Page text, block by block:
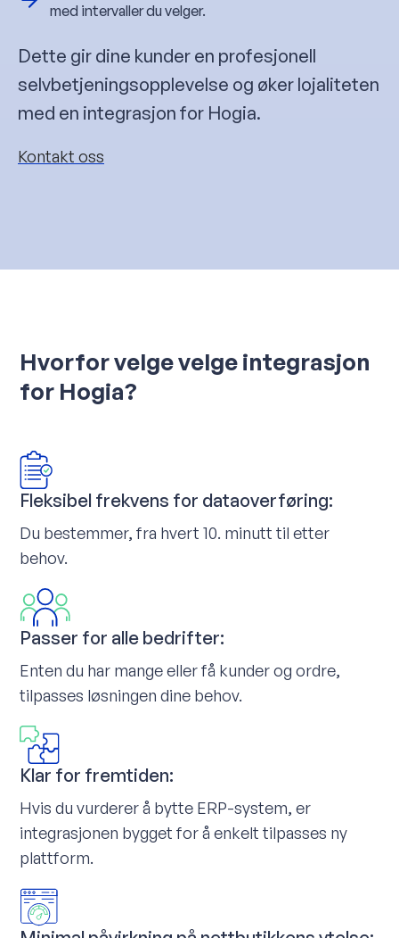
med intervaller du velger.
Dette gir dine kunder en profesjonell
selvbetjeningsopplevelse og øker lojaliteten
med en integrasjon for Hogia.
Kontakt oss
Hvorfor velge velge integrasjon
for Hogia?
Fleksibel frekvens for dataoverføring:
Du bestemmer, fra hvert 10. minutt til etter
behov.
Passer for alle bedrifter:
Enten du har mange eller få kunder og ordre,
tilpasses løsningen dine behov.
Klar for fremtiden:
Hvis du vurderer å bytte ERP-system, er
integrasjonen bygget for å enkelt tilpasses ny
plattform.